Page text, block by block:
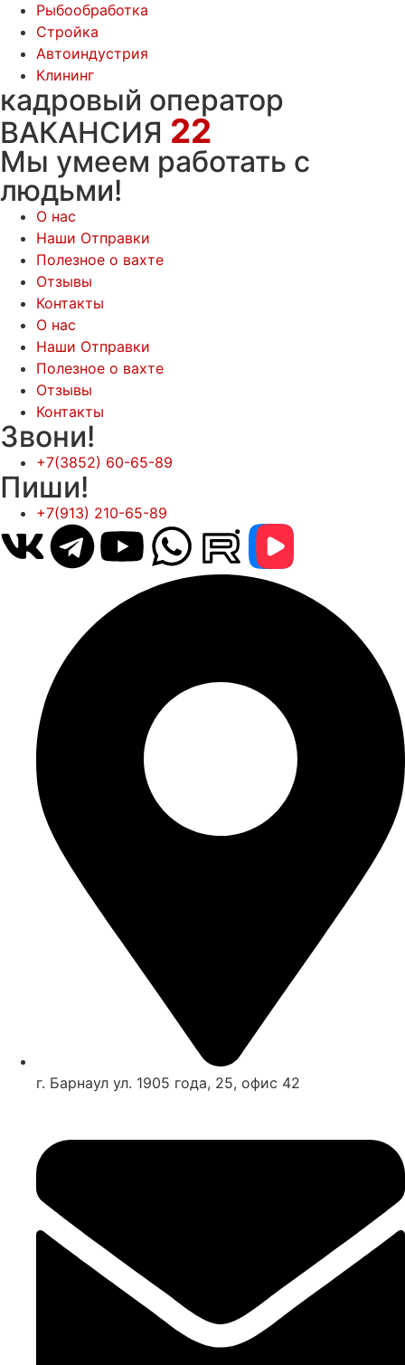
Рыбообработка
Стройка
Автоиндустрия
Клининг
кадровый оператор
ВАКАНСИЯ 22
Мы умеем работать с
людьми!
О нас
Наши Отправки
Полезное о вахте
Отзывы
Контакты
О нас
Наши Отправки
Полезное о вахте
Отзывы
Контакты
Звони!
+7(3852) 60-65-89
Пиши!
+7(913) 210-65-89
г. Барнаул ул. 1905 года, 25, офис 42